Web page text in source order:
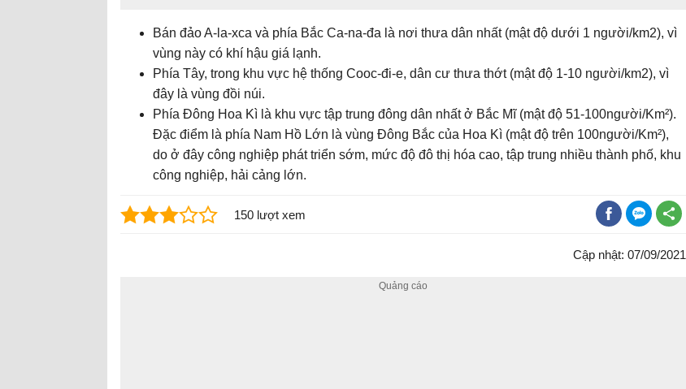
Bán đảo A-la-xca và phía Bắc Ca-na-đa là nơi thưa dân nhất (mật độ dưới 1 người/km2), vì
vùng này có khí hậu giá lạnh.
Phía Tây, trong khu vực hệ thống Cooc-đi-e, dân cư thưa thớt (mật độ 1-10 người/km2), vì
đây là vùng đồi núi.
Phía Đông Hoa Kì là khu vực tập trung đông dân nhất ở Bắc Mĩ (mật độ 51-100người/Km²).
Đặc điểm là phía Nam Hồ Lớn là vùng Đông Bắc của Hoa Kì (mật độ trên 100người/Km²),
do ở đây công nghiệp phát triển sớm, mức độ đô thị hóa cao, tập trung nhiều thành phố, khu
công nghiệp, hải cảng lớn.
150 lượt xem
Cập nhật: 07/09/2021